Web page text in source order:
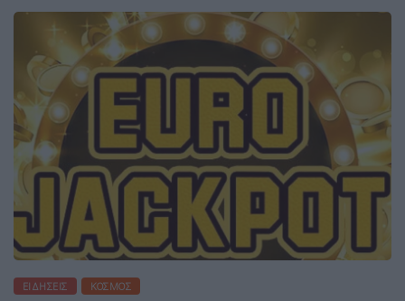
ΕΙΔΉΣΕΙΣ ΚΌΣΜΟΣ